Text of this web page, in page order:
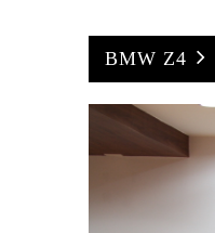
BMW Z4